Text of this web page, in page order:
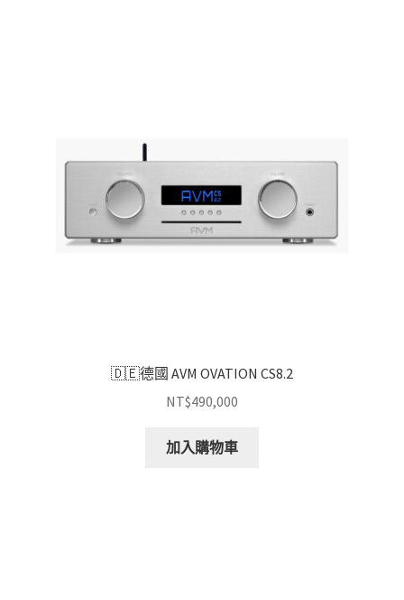
🇩🇪德國 AVM OVATION CS8.2
NT$490,000
加入購物車